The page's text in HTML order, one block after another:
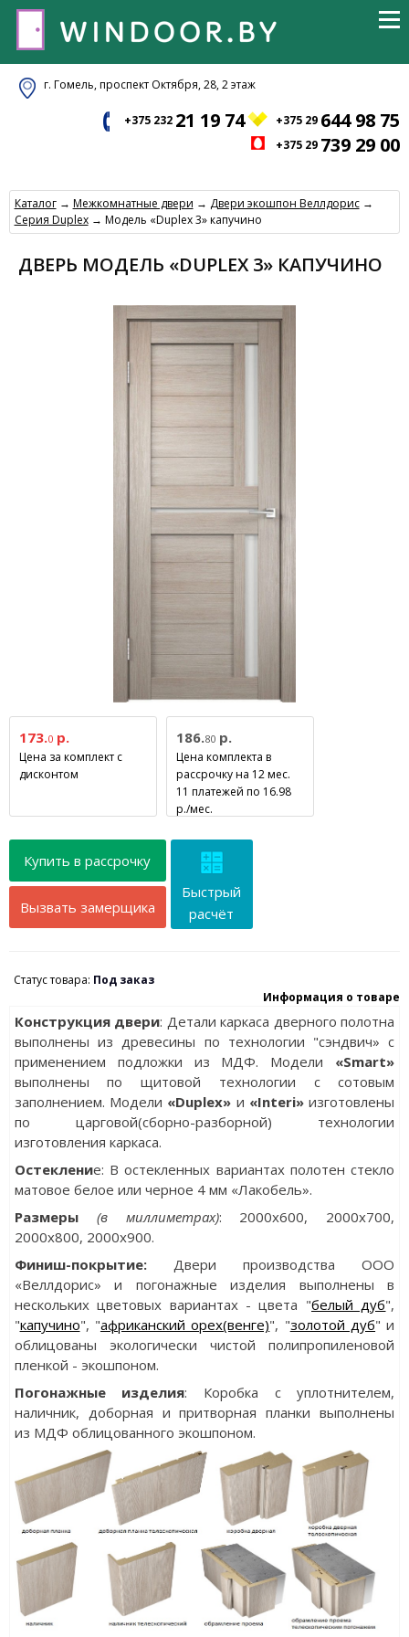
г. Гомель, проспект Октября, 28, 2 этаж
+375 232 21 19 74 +375 29 644 98 75
+375 29 739 29 00
Каталог→ Межкомнатные двери → Двери экошпон Веллдорис→
Серия Duplex→ Модель «Duplex 3» капучино
ДВЕРЬ МОДЕЛЬ «DUPLEX 3» КАПУЧИНО
173.0р.
Цена за комплект с
дисконтом
186.80р.
Цена комплекта в
рассрочку на 12 мес.
11 платежей по 16.98
р./мес.
Купить в рассрочку
Вызвать замерщика
Быстрый
расчёт
Статус товара: Под заказ
Информация о товаре
Конструкция двери: Детали каркаса дверного полотна
выполнены из древесины по технологии "сэндвич» с
применением подложки из МДФ. Модели «Smart»
выполнены по щитовой технологии с сотовым
заполнением. Модели «Duplex» и «Interi» изготовлены
по царговой(сборно-разборной) технологии
изготовления каркаса.
Остекление: В остекленных вариантах полотен стекло
матовое белое или черное 4 мм «Лакобель».
Размеры (в миллиметрах): 2000х600, 2000x700,
2000x800, 2000x900.
Финиш-покрытие:
Двери производства ООО
«Веллдорис» и погонажные изделия выполнены в
нескольких цветовых вариантах - цвета "белый дуб",
"капучино", "африканский орех(венге)", "золотой дуб" и
облицованы экологически чистой полипропиленовой
пленкой - экошпоном.
Погонажные изделия: Коробка с уплотнителем,
наличник, доборная и притворная планки выполнены
из МДФ облицованного экошпоном.